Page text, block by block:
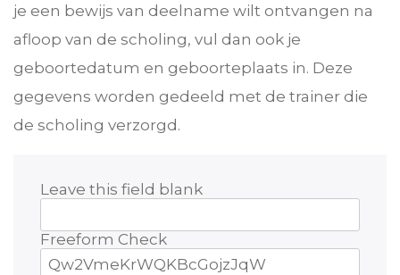
je een bewijs van deelname wilt ontvangen na
afloop van de scholing, vul dan ook je
geboortedatum en geboorteplaats in. Deze
gegevens worden gedeeld met de trainer die
de scholing verzorgd.
Leave this field blank
Freeform Check